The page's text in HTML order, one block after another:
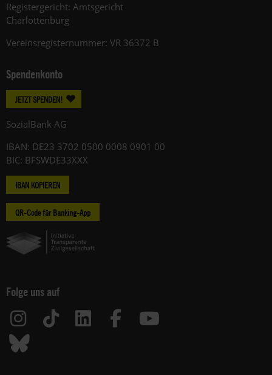
Registergericht: Amtsgericht
Charlottenburg
Vereinsregisternummer: VR 36372 B
Spendenkonto
JETZT SPENDEN!
SozialBank AG
IBAN: DE23 3702 0500 0008 0901 00
BIC: BFSWDE33XXX
IBAN KOPIEREN
QR-Code für Banking-App
Folge uns auf